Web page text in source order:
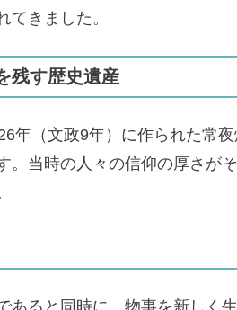
てきました。
残す歴史遺産
年（文政9年）に作られた常
。当時の人々の信仰の厚さが